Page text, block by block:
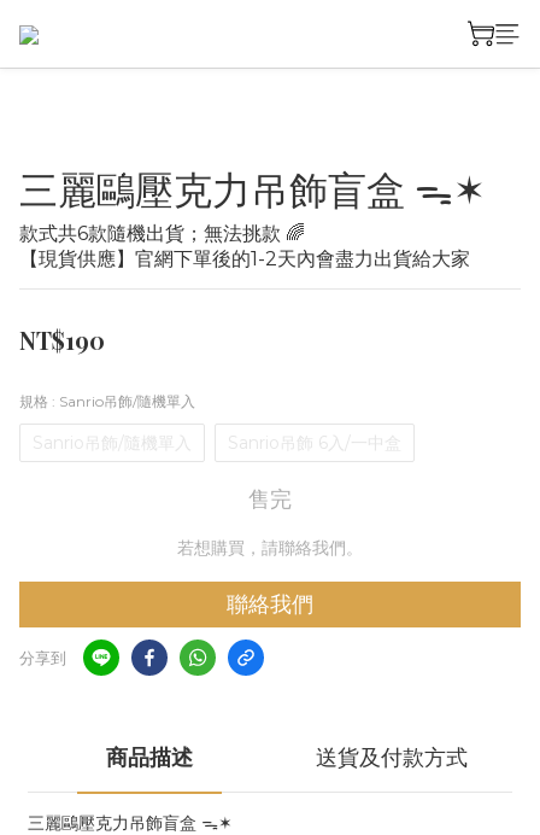
三麗鷗壓克力吊飾盲盒 ᯓ✶
款式共6款隨機出貨；無法挑款 🌈
【現貨供應】官網下單後的1-2天內會盡力出貨給大家
NT$190
規格 : Sanrio吊飾/隨機單入
Sanrio吊飾/隨機單入 Sanrio吊飾 6入/一中盒
售完
若想購買，請聯絡我們。
聯絡我們
分享到
商品描述 送貨及付款方式
三麗鷗壓克力吊飾盲盒 ᯓ✶